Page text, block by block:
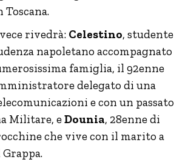
rivedrà: Celestino, studente
napoletano accompagnato
famiglia, il 92enne
delegato di una
e con un passato
Militare, eDounia, 28enne di
che vive con il marito a
Grappa.